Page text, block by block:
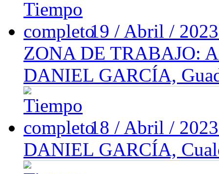
19 / Abril /
ZONA DE TRABAJO:
DANIEL GARCÍA,
18 / Abril /
DANIEL GARCÍA,